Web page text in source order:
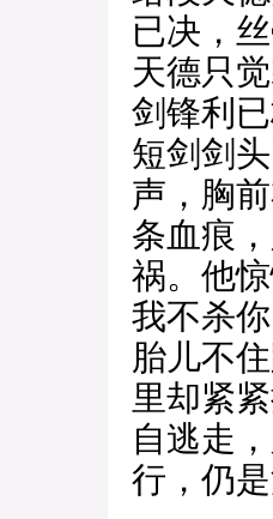
已决，
天德只
剑锋利
短剑剑
声，胸
条血痕
祸。他
我不杀
胎儿不
里却紧
自逃走
行，仍